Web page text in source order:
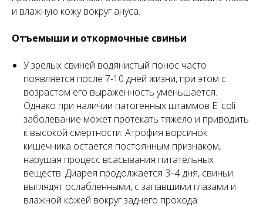
и влажную кожу вокруг ануса.
Отъемыши и откормочные свиньи
У зрелых свиней водянистый понос часто
появляется после 7-10 дней жизни, при этом с
возрастом его выраженность уменьшается.
Однако при наличии патогенных штаммов E. coli
заболевание может протекать тяжело и приводить
к высокой смертности. Атрофия ворсинок
кишечника остается постоянным признаком,
нарушая процесс всасывания питательных
веществ. Диарея продолжается 3–4 дня, свиньи
выглядят ослабленными, с запавшими глазами и
влажной кожей вокруг заднего прохода.